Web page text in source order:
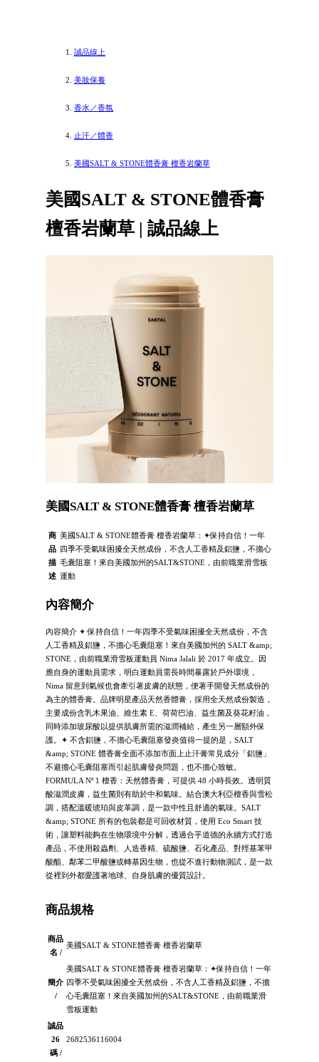
誠品線上
美妝保養
香水／香氛
止汗／體香
美國SALT & STONE體香膏 檀香岩蘭草
美國SALT & STONE體香膏
檀香岩蘭草 | 誠品線上
美國SALT & STONE體香膏 檀香岩蘭草
商
品
描
述
美國SALT & STONE體香膏 檀香岩蘭草：✦保持自信！一年
四季不受氣味困擾全天然成份，不含人工香精及鋁鹽，不擔心
毛囊阻塞！來自美國加州的SALT&STONE，由前職業滑雪板
運動
內容簡介
內容簡介 ✦ 保持自信！一年四季不受氣味困擾全天然成份，不含
人工香精及鋁鹽，不擔心毛囊阻塞！來自美國加州的 SALT &amp;
STONE，由前職業滑雪板運動員 Nima Jalali 於 2017 年成立。因
應自身的運動員需求，明白運動員需長時間暴露於戶外環境，
Nima 留意到氣候也會牽引著皮膚的狀態，便著手開發天然成份的
為主的體香膏。品牌明星產品天然香體膏，採用全天然成份製造，
主要成份含乳木果油、維生素 E、荷荷巴油、益生菌及葵花籽油，
同時添加玻尿酸以提供肌膚所需的滋潤補給，產生另一層額外保
護。✦ 不含鋁鹽，不擔心毛囊阻塞發炎值得一提的是，SALT
&amp; STONE 體香膏全面不添加市面上止汗膏常見成分「鋁鹽」
不避擔心毛囊阻塞而引起肌膚發炎問題，也不擔心致敏。
FORMULA Nº 1 檀香：天然體香膏，可提供 48 小時長效。透明質
酸滋潤皮膚，益生菌則有助於中和氣味。結合澳大利亞檀香與雪松
調，搭配溫暖琥珀與皮革調，是一款中性且舒適的氣味。SALT
&amp; STONE 所有的包裝都是可回收材質，使用 Eco Smart 技
術，讓塑料能夠在生物環境中分解，透過合乎道德的永續方式打造
產品，不使用殺蟲劑、人造香精、硫酸鹽、石化產品、對羥基苯甲
酸酯、鄰苯二甲酸鹽或轉基因生物，也從不進行動物測試，是一款
從裡到外都愛護著地球、自身肌膚的優質設計。
商品規格
商品
名 /
美國SALT & STONE體香膏 檀香岩蘭草
簡介
/
美國SALT & STONE體香膏 檀香岩蘭草：✦保持自信！一年
四季不受氣味困擾全天然成份，不含人工香精及鋁鹽，不擔
心毛囊阻塞！來自美國加州的SALT&STONE，由前職業滑
雪板運動
誠品
26
碼 /
2682536116004